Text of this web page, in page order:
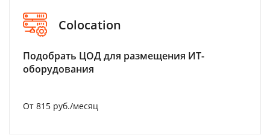
Colocation
Подобрать ЦОД для размещения ИТ-
оборудования
От 815 руб./месяц